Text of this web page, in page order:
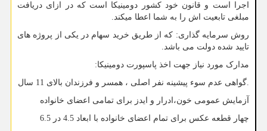
اجرا است و قانون خود کشور دومینیکا است که در ازای دریافت
مبلغی تابعیت اش را به شما اعطا میکند.
روش سرمایه گذاری: که از طریق خرید سهام در یکی از پروژه های
تایید شده دولت می باشد.
مدارک مورد نیاز جهت اخذ پاسپورت دومینیکا:
.گواهی عدم سوء پیشینه نفر اصلی ، همسر و فرزندان بالای 11 سال
آزمایش عمومی خون،ادرار و ایدز برای تمامی اعضای خانواده
چهار قطعه عکس برای تمام اعضای خانواده با ابعاد 4.5 در 6.5